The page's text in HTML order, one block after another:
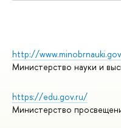
http://
Министерство науки и
https://edu.gov.ru/
Министерство